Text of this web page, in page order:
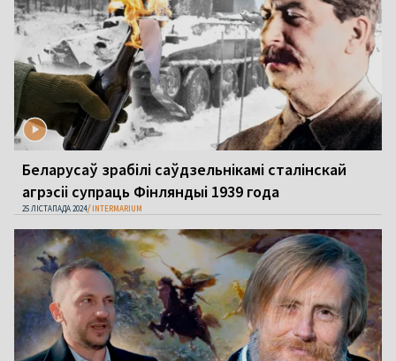
Беларусаў зрабілі саўдзельнікамі сталінскай
агрэсіі супраць Фінляндыі 1939 года
25 ЛІСТАПАДА 2024 INTERMARIUM